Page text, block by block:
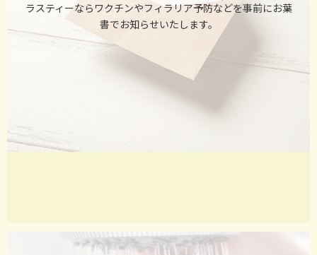
ラスティーならワクチンやフィラリア予防などを事前にお葉
書でお知らせいたします。